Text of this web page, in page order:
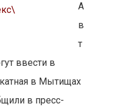
А
в
т
ввести в
в Мытищах
в пресс-